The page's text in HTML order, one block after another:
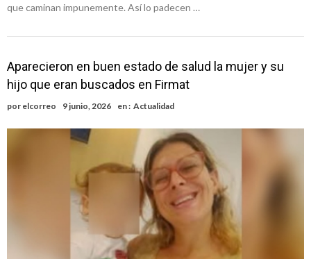
que caminan impunemente. Así lo padecen …
Aparecieron en buen estado de salud la mujer y su
hijo que eran buscados en Firmat
por elcorreo 9 junio, 2026 en : Actualidad